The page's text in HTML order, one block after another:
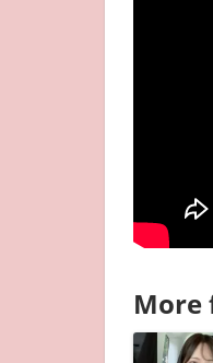
More